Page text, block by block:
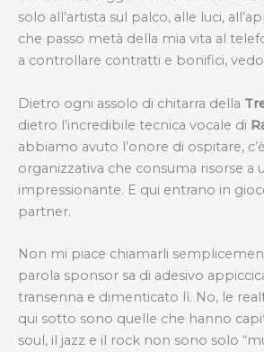
solo all’artista sul palco, alle luci,
che passo metà della mia vita al
a controllare contratti e bonifici,
Dietro ogni assolo di chitarra della
dietro l’incredibile tecnica vocale di
abbiamo avuto l’onore di ospitare,
organizzativa che consuma risorse a
impressionante. E qui entrano in
partner.
Non mi piace chiamarli
parola sponsor sa di adesivo
transenna e dimenticato lì. No, le
qui sotto sono quelle che hanno
soul, il jazz e il rock non sono solo